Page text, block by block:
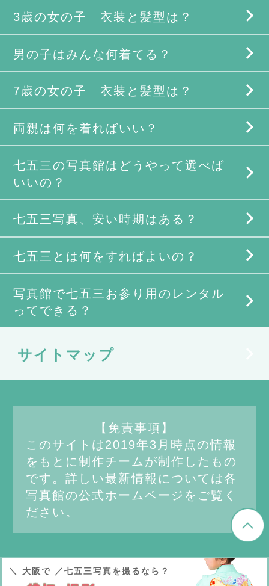
3歳の女の子 衣装と髪型は？
男の子はみんな何着てる？
7歳の女の子 衣装と髪型は？
両親は何を着ればいい？
七五三の写真館はどうやって選べば
いいの？
七五三写真、安い時期はある？
七五三とは何をすればよいの？
写真館で七五三お参り用のレンタル
ってできる？
サイトマップ
【免責事項】
このサイトは2019年3月時点の情報
をもとに制作チームが制作したもの
です。詳しい最新情報については各
写真館の公式ホームページをご覧く
ださい。
＼ 大阪で ／七五三写真を撮るなら？
Copyright (C) 七五三写真ならココ！大阪